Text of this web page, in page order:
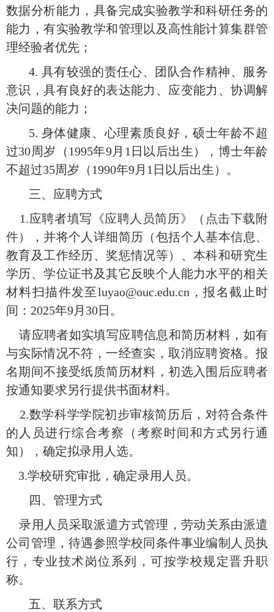
数据分析能力，具备完成实验教学和科研任务的
能力，有实验教学和管理以及高性能计算集群管
理经验者优先；
4. 具有较强的责任心、团队合作精神、服务
意识，具有良好的表达能力、应变能力、协调解
决问题的能力；
5. 身体健康、心理素质良好，硕士年龄不超
过30周岁（1995年9月1日以后出生），博士年龄
不超过35周岁（1990年9月1日以后出生）。
三、 应聘方式
1.应聘者填写 《应聘人员简历》（点击下载附
件）
，并将个人详细简历（包括个人基本信息、
教育及工作经历、奖惩情况等）、本科和研究生
学历、学位证书及其它反映个人能力水平的相关
材料扫描件发至luyao@ouc.edu.cn，报名截止时
间：2025年9月 30日。
请应聘者如实填写应聘信息和简历材料，如有
与实际情况不符，一经查实，取消应聘资格。报
名期间不接受纸质简历材料，初选入围后应聘者
按通知要求另行提供书面材料。
2.数学科学学院初步审核简历后，对符合条件
的人员进行综合考察（考察时间和方式另行通
知），确定拟录用人选。
3.学校研究审批，确定录用人员。
四、管理方式
录用人员采取派遣方式管理，劳动关系由派遣
公司管理，待遇参照学校同条件事业编制人员执
行，专业技术岗位系列，可按学校规定晋升职
称。
五、联系方式